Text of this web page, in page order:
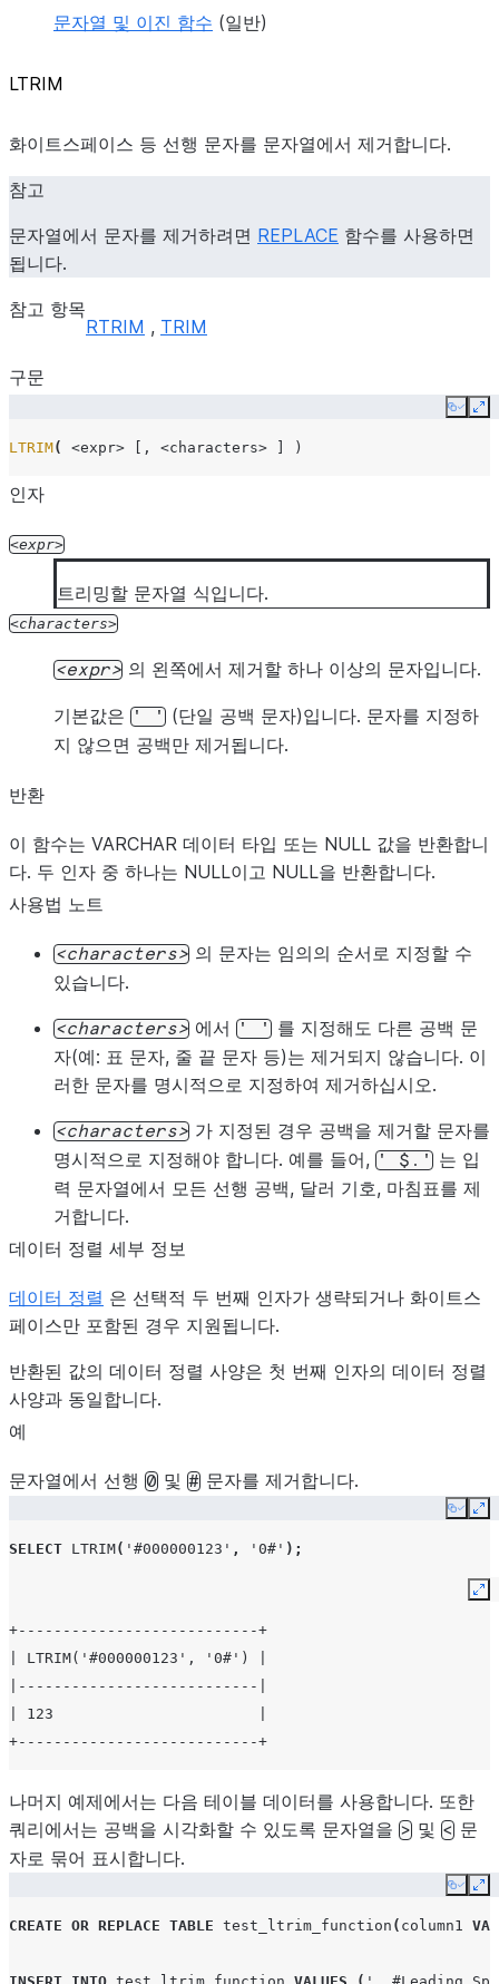
문자열 및 이진 함수 (일반)
LTRIM
화이트스페이스 등 선행 문자를 문자열에서 제거합니다.
참고
문자열에서 문자를 제거하려면 REPLACE 함수를 사용하면
됩니다.
참고 항목
RTRIM , TRIM
구문
Copy
LTRIM( <expr> [, <characters> )
인자
expr
트리밍할 문자열 식입니다.
characters
expr 의 왼쪽에서 제거할 하나 이상의 문자입니다.
기본값은 ' ' (단일 공백 문자)입니다. 문자를 지정하
지 않으면 공백만 제거됩니다.
반환
이 함수는 VARCHAR 데이터 타입 또는 NULL 값을 반환합니
다. 두 인자 중 하나는 NULL이고 NULL을 반환합니다.
사용법 노트
characters
의 문자는 임의의 순서로 지정할 수
있습니다.
characters 에서 ' ' 를 지정해도 다른 공백 문
자(예: 표 문자, 줄 끝 문자 등)는 제거되지 않습니다. 이
러한 문자를 명시적으로 지정하여 제거하십시오.
characters
가 지정된 경우 공백을 제거할 문자를
명시적으로 지정해야 합니다. 예를 들어, ' $.' 는 입
력 문자열에서 모든 선행 공백, 달러 기호, 마침표를 제
거합니다.
데이터 정렬 세부 정보
데이터 정렬 은 선택적 두 번째 인자가 생략되거나 화이트스
페이스만 포함된 경우 지원됩니다.
반환된 값의 데이터 정렬 사양은 첫 번째 인자의 데이터 정렬
사양과 동일합니다.
예
문자열에서 선행 0 및 # 문자를 제거합니다.
Copy
SELECT LTRIM( '#000000123' , '0#' );
+---------------------------+
| LTRIM('#000000123', '0#') |
|---------------------------|
| 123                       |
+---------------------------+
나머지 예제에서는 다음 테이블 데이터를 사용합니다. 또한
쿼리에서는 공백을 시각화할 수 있도록 문자열을 > 및 < 문
자로 묶어 표시합니다.
Copy
CREATE OR REPLACE TABLE test_ltrim_function ( column1